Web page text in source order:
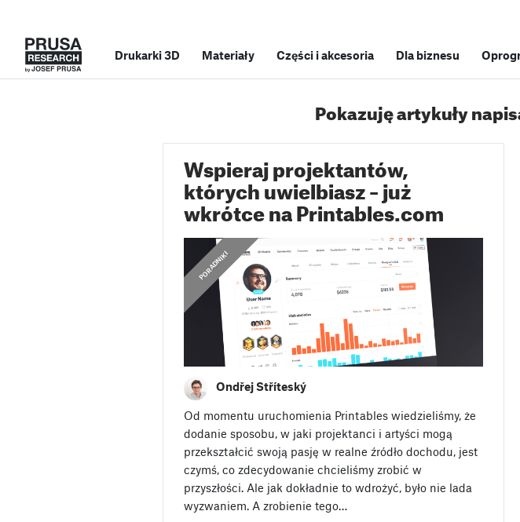
Drukarki 3D Materiały Części i akcesoria Dla biznesu
Pokazuję artykuły
Wspieraj projektantów,
których uwielbiasz – już
wkrótce na Printables.com
PORADNIKI
Ondřej Stříteský
Od momentu uruchomienia Printables wiedzieliśmy, że
dodanie sposobu, w jaki projektanci i artyści mogą
przekształcić swoją pasję w realne źródło dochodu, jest
czymś, co zdecydowanie chcieliśmy zrobić w
przyszłości. Ale jak dokładnie to wdrożyć, było nie lada
wyzwaniem. A zrobienie tego…